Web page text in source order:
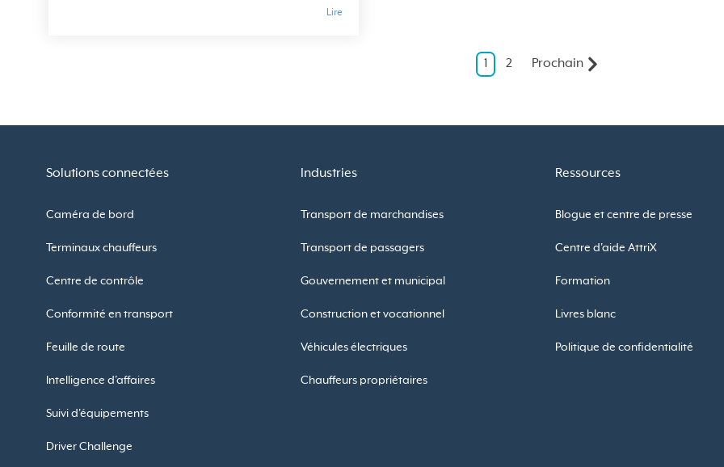
Lire
1 2 Prochain
Solutions connectées
Caméra de bord
Terminaux chauffeurs
Centre de contrôle
Conformité en transport
Feuille de route
Intelligence d'affaires
Suivi d'équipements
Driver Challenge
Industries
Transport de marchandises
Transport de passagers
Gouvernement et municipal
Construction et vocationnel
Véhicules électriques
Chauffeurs propriétaires
Ressources
Blogue et centre de presse
Centre d'aide AttriX
Formation
Livres blanc
Politique de confidentialité